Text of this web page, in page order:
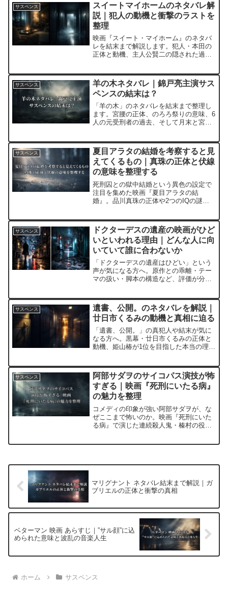
サスペンス
スイートマイホームのネタバレ解
説｜犯人の動機と衝撃のラストを
整理
映画『スイート・マイホーム』のネタバ
レを結末まで解説します。犯人・本田の
正体と動機、主人公賢二の隠された過
賞後の振り返りにもお使いください。
サスペンス
羊の木ネタバレ｜錦戸亮主演サス
ペンスの結末は？
「羊の木」のネタバレを結末まで整理し
ます。宮腰の正体、のろろ祭りの意味、6
人の元受刑者の過去、そして月末と宮腰
た。
サスペンス
夏目アラタの結婚を考察すると見
えてくるもの｜真珠の正体と伏線
の意味を整理する
死刑囚との獄中結婚という異色の設定で
注目を集めた映画『夏目アラタの結
婚』。品川真珠の正体や2つのIQの謎、
りやすく整理しています。
サスペンス
ドクターデスの遺産の映画がひど
いといわれる理由｜どんな人に向
いていて誰に合わないか
「ドクターデスの遺産はひどい」という
声が気になる方へ。原作との乖離・テー
マの扱い・脚本の構造など、評価が分か
品かもあわせて解説します。
サスペンス
遺書、公開。のネタバレを解説｜
廿日市くるみの動機と真相に迫る
「遺書、公開。」の真犯人や結末が気に
なる方へ。黒幕・廿日市くるみの正体と
動機、姫山椿が1位を目指した本当の理
サスペンス
阿部サダヲのサイコパス演技が怖
すぎる｜映画『死刑にいたる病』
の魅力を整理
コメディの印象が強い阿部サダヲが、な
ぜここまで怖いのか。映画『死刑にいた
る病』で演じた連続殺人鬼・榛村の役柄
マリグナント ネタバレ結末まで解説｜ガ
ブリエルの正体と衝撃の真相
ベターマン 映画 あらすじ｜”サル顔”に込
められた意味と波乱の音楽人生
ホーム サスペンス